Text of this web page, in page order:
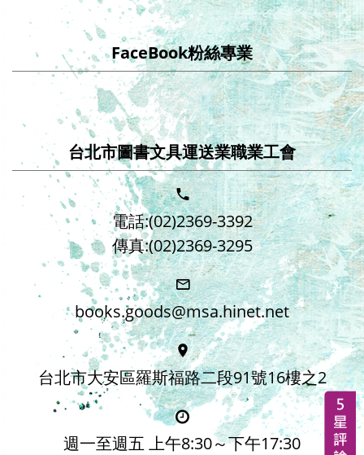
FaceBook粉絲專業
台北市圖書文具運送業職業工會
電話:(02)2369-3392
傳真:(02)2369-3295
books.goods@msa.hinet.net
台北市大安區羅斯福路二段91號16樓之2
週一至週五 上午8:30～下午17:30